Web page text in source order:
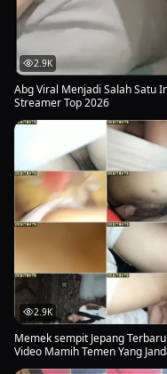
2.9K
Abg Viral Menjadi Salah Satu
Streamer Top 2026
2.9K
Memek sempit Jepang
Video Mamih Temen Yang